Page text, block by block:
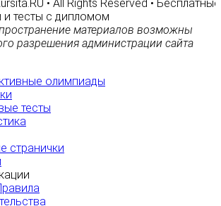
• All Rights Reserved • Бесплатные
тесты с дипломом
материалов возможны
разрешения администрации сайта
олимпиады
тесты
странички